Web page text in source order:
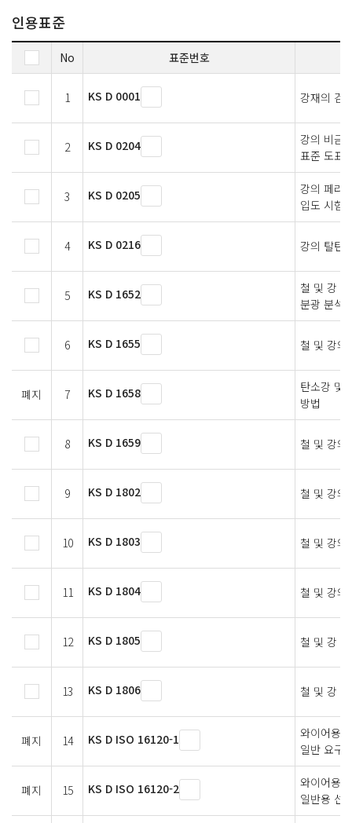
인용표준
No 표준번호
1 KS D 0001 강재의 검
2 KS D 0204
강의 비금
표준 도표
3 KS D 0205
강의 페라
입도 시험
4 KS D 0216 강의 탈탄
5 KS D 1652
철 및 강 —
분광 분석
6 KS D 1655 철 및 강의
폐지 7 KS D 1658
탄소강 및
방법
8 KS D 1659 철 및 강의
9 KS D 1802 철 및 강의
10 KS D 1803 철 및 강의
11 KS D 1804 철 및 강의
12 KS D 1805 철 및 강 —
13 KS D 1806 철 및 강 —
폐지 14 KS D ISO 16120-1
와이어용
일반 요구
폐지 15 KS D ISO 16120-2
와이어용
일반용 선